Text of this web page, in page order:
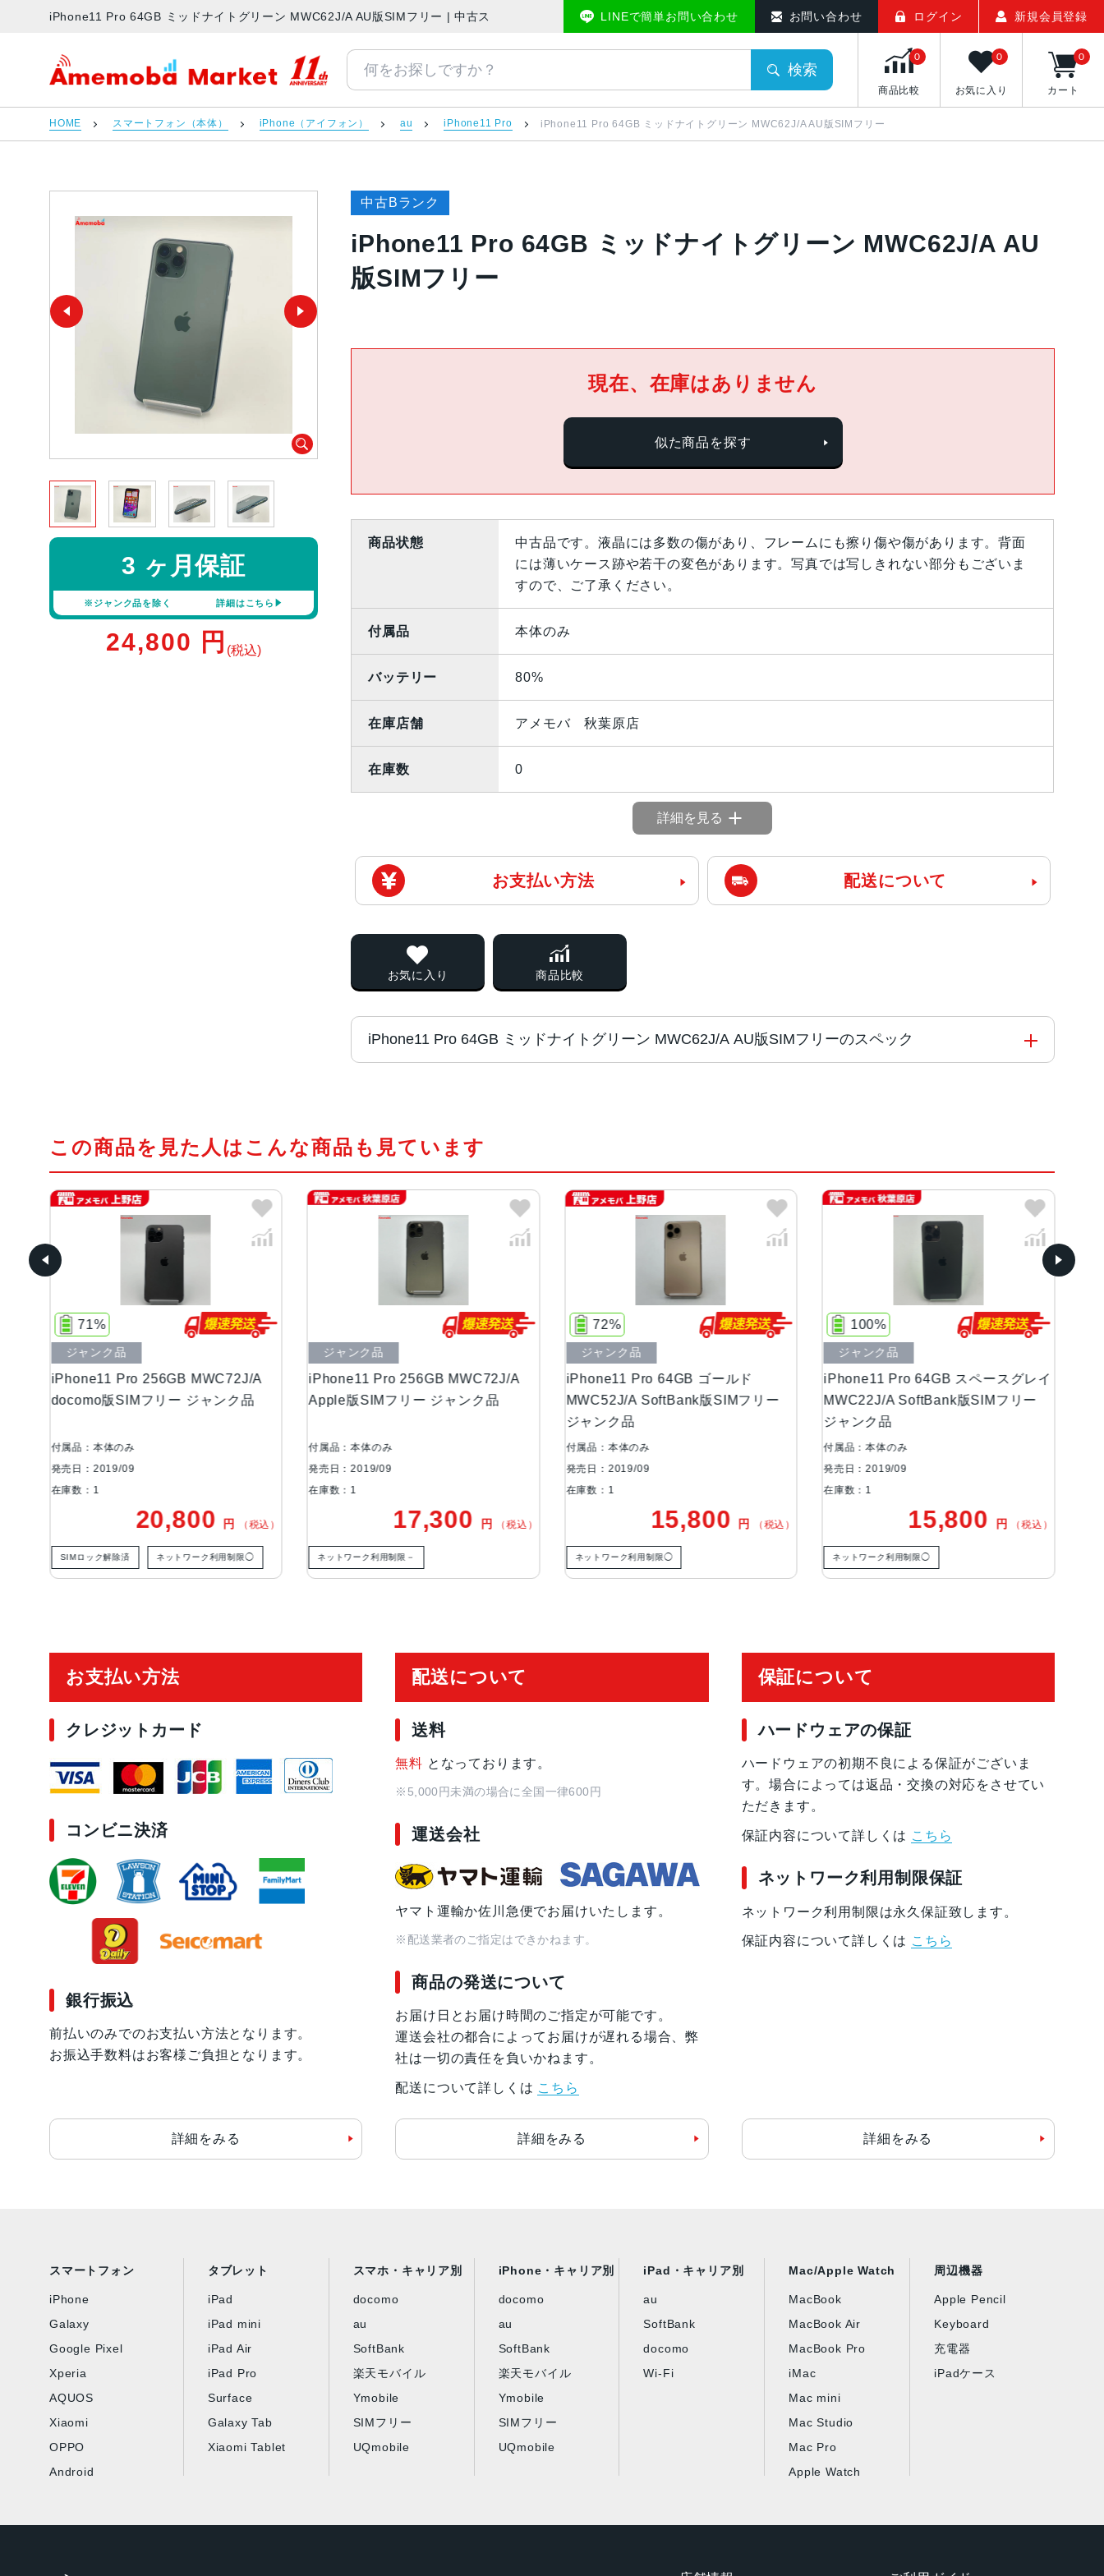
iPhone11 Pro 64GB ミッドナイトグリーン MWC62J/A AU版SIMフリー | 中古スマホ販売のアメモバマーケットLINEで簡単お問い合わせ お問い合わせ ログイン 新規会員登録
アメモバマーケット
検索
商品比較
0
お気に入り
0
カート
0
HOME スマートフォン（本体） iPhone（アイフォン） au iPhone11 Pro iPhone11 Pro 64GB ミッドナイトグリーン MWC62J/A AU版SIMフリー
中古Bランク
iPhone11 Pro 64GB ミッドナイトグリーン MWC62J/A AU
版SIMフリー
3 ヶ月保証
※ジャンク品を除く 詳細はこちら
24,800 円 (税込)
現在、在庫はありません
似た商品を探す
商品状態
中古品です。液晶には多数の傷があり、フレームにも擦り傷や傷があります。背面
には薄いケース跡や若干の変色があります。写真では写しきれない部分もございま
すので、ご了承ください。
付属品 本体のみ
バッテリー 80%
在庫店舗 アメモバ 秋葉原店
在庫数 0
詳細を見る
お支払い方法 配送について
お気に入り 商品比較
iPhone11 Pro 64GB ミッドナイトグリーン MWC62J/A AU版SIMフリーのスペック
カラー シルバー、ゴールド、ミッドナイトグリーン、スペースグレイ
容量 64GB、256GB、512GB
サイズ・重さ 144.0×71.4×8.1mm ・188g
液晶 5.8 インチSuper Retina XDRディスプレイ(2,436 x 1,125ピクセル解像度）
アウトカメラ 1,200万画素
インカメラ 1,200万画素
生体認証
2019年9月20日
この商品を見た人はこんな商品も見ています
256GB MWC72J/A
フリー ジャンク品
（税込）
ネットワーク利用制限◯
iPhone11 Pro 256GB MWC72J/A
Apple版SIMフリー ジャンク品
17,300 （税込）
ネットワーク利用制限－
iPhone11 Pro 64GB ゴールド
MWC52J/A SoftBank版SIMフリー
72%
15,800 （税込）
iPhone11 Pro 64GB スペースグレイ
MWC22J/A SoftBank版SIMフリー
100%
15,800 （税込）
iPhone11 Pro 256GB ス
イ MWC72J/A AU版SIM
70%
お支払い方法
クレジットカード
コンビニ決済
銀行振込
前払いのみでのお支払い方法となります。
お振込手数料はお客様ご負担となります。
詳細をみる
配送について
送料
無料 となっております。
※5,000円未満の場合に全国一律600円
運送会社
ヤマト運輸か佐川急便でお届けいたします。
※配送業者のご指定はできかねます。
商品の発送について
お届け日とお届け時間のご指定が可能です。
運送会社の都合によってお届けが遅れる場合、弊
社は一切の責任を負いかねます。
配送について詳しくは こちら
詳細をみる
保証について
ハードウェアの保証
ハードウェアの初期不良による保証がございま
す。場合によっては返品・交換の対応をさせてい
ただきます。
保証内容について詳しくは こちら
ネットワーク利用制限保証
ネットワーク利用制限は永久保証致します。
保証内容について詳しくは こちら
詳細をみる
スマートフォン
iPhone
Galaxy
Google Pixel
Xperia
AQUOS
Xiaomi
OPPO
Android
タブレット
iPad
iPad mini
iPad Air
iPad Pro
Surface
Galaxy Tab
Xiaomi Tablet
スマホ・キャリア別
docomo
au
SoftBank
楽天モバイル
Ymobile
SIMフリー
UQmobile
iPhone・キャリア別
docomo
au
SoftBank
楽天モバイル
Ymobile
SIMフリー
UQmobile
iPad・キャリア別
au
SoftBank
docomo
Wi-Fi
Mac/Apple Watch
MacBook
MacBook Air
MacBook Pro
iMac
Mac mini
Mac Studio
Mac Pro
Apple Watch
周辺機器
Apple Pencil
Keyboard
充電器
iPadケース